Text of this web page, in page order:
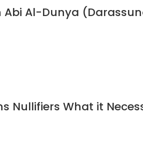
Abi Al-Dunya
Nullifiers What it